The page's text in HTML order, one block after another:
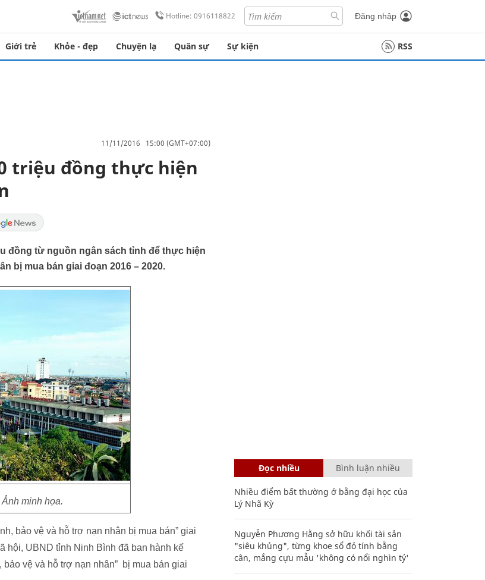
Hotline: 0916118822 Đăng nhập
Giới trẻ Khỏe - đẹp Chuyện lạ Quân sự Sự kiện RSS
11/11/2016 15:00 (GMT+07:00)
triệu đồng thực hiện
đồng từ nguồn ngân sách tỉnh để thực hiện
bị mua bán giai đoạn 2016 – 2020.
minh họa.
bảo vệ và hỗ trợ nạn nhân bị mua bán” giai
UBND tỉnh Ninh Bình đã ban hành kế
vệ và hỗ trợ nạn nhân” bị mua bán giai
Đọc nhiều Bình luận nhiều
Nhiều điểm bất thường ở bằng đại học của
Lý Nhã Kỳ
Nguyễn Phương Hằng sở hữu khối tài sản
"siêu khủng", từng khoe sổ đỏ tính bằng
cân, mắng cựu mẫu 'không có nổi nghìn tỷ'